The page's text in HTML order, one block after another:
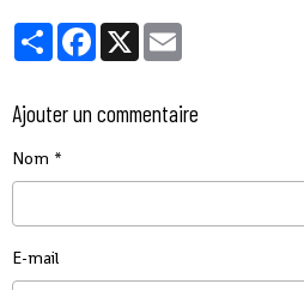
PartagerFacebook
X
Ajouter un commentaire
Nom
E-mail